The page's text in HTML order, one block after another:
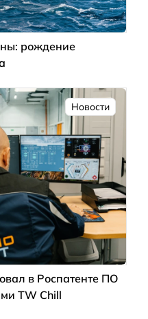
рождение
Новости
в Роспатенте ПО
TW Chill